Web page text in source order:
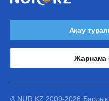
Ақау
Жарнама
® NUR.KZ 2009-2026 Барлық